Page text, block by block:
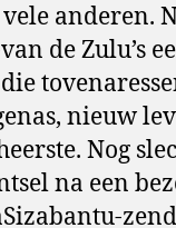
anderen.
de Zulu’s
nieuw
Nog
na een